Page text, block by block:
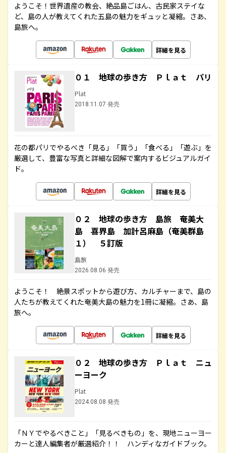
ようこそ！世界遺産の教会、絶品島ごはん、古民家ステイな
ど、島の人が教えてくれた五島の魅力をギュッと凝縮。さあ、
島旅へ。
詳細を見る
０１ 地球の歩き方 Ｐｌａｔ パリ
Plat
2018.11.07 発売
花の都パリでやるべき「見る」「買う」「食べる」「遊ぶ」を
厳選して、豊富な写真と詳細な図解で案内するビジュアルガイ
ド。
詳細を見る
０２ 地球の歩き方 島旅 奄美大
島 喜界島 加計呂麻島（奄美群島
１） ５訂版
島旅
2026.08.06 発売
ようこそ！ 絶景スポットから遊び方、カルチャーまで、島の
人たちが教えてくれた奄美大島の魅力を1冊に凝縮。さあ、島
旅へ。
詳細を見る
０２ 地球の歩き方 Ｐｌａｔ ニュ
ーヨーク
Plat
2024.08.08 発売
「ＮＹでやるべきこと」「見るべきもの」を、現地ニューヨー
カーと達人編集者が厳選紹介！！ ハンディなガイドブック。